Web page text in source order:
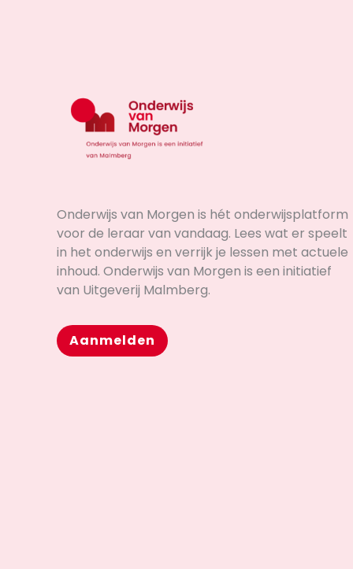
Onderwijs van Morgen is hét onderwijsplatform
voor de leraar van vandaag. Lees wat er speelt
in het onderwijs en verrijk je lessen met actuele
inhoud. Onderwijs van Morgen is een initiatief
van Uitgeverij Malmberg.
Aanmelden